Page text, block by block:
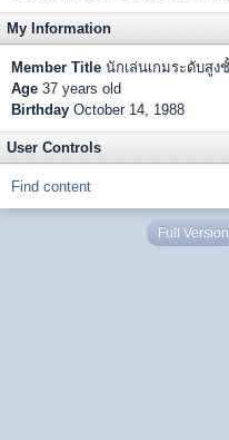
My Information
Member Title นักเล่นเกมระดับสูง
Age 37 years old
Birthday October 14, 1988
User Controls
Find content
Full Version